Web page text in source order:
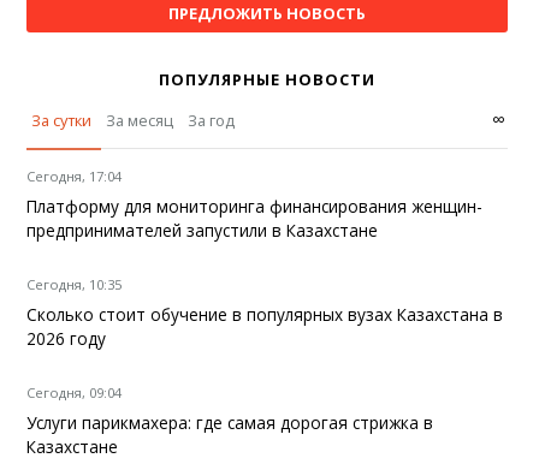
ПРЕДЛОЖИТЬ НОВОСТЬ
ПОПУЛЯРНЫЕ НОВОСТИ
За сутки
За месяц За год ∞
Сегодня, 17:04
Платформу для мониторинга финансирования женщин-
предпринимателей запустили в Казахстане
Сегодня, 10:35
Сколько стоит обучение в популярных вузах Казахстана в
2026 году
Сегодня, 09:04
Услуги парикмахера: где самая дорогая стрижка в
Казахстане